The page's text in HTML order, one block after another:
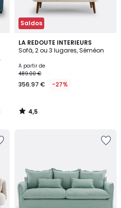
Saldos
LA REDOUTE INTERIEURS
Sofá, 2 ou 3 lugares, Séméon
A partir de
489.00 €
356.97 € -27%
4,5
/ 5
4,5
/